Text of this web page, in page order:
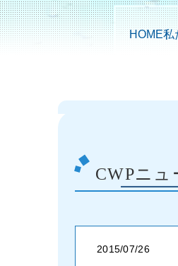
HOME私
CWPニュ
2015/07/26